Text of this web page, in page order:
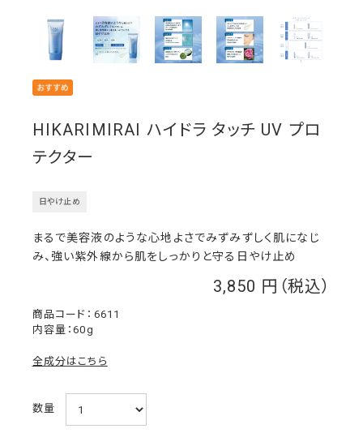
HIKARIMIRAI ハイドラ タッチ UV プロ
テクター
日やけ止め
3,850
6611
まるで美容液のような心地よさでみずみずしく肌になじ
み、強い紫外線から肌をしっかりと守る日やけ止め
内容量：60g
全成分はこちら
数量